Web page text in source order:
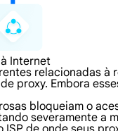
Internet
relacionadas
proxy. Embora
bloqueiam o
severamente a